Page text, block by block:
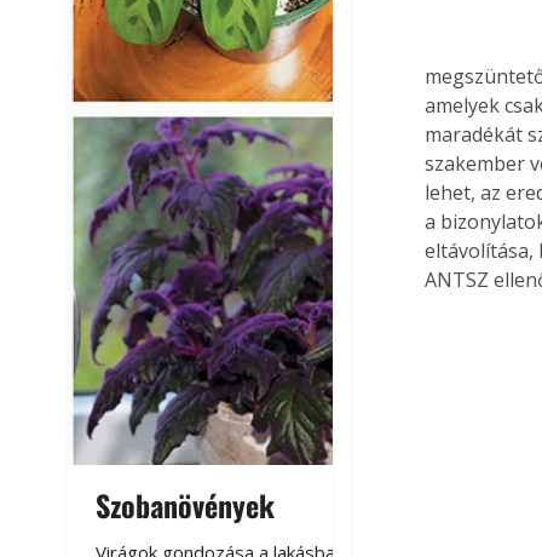
Szobanövények
amelyek
maradékát
szakember
lehet, az
a
eltávolítása,
ANTSZ